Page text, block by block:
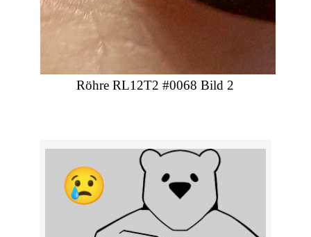
Röhre RL12T2 #0068 Bild 2